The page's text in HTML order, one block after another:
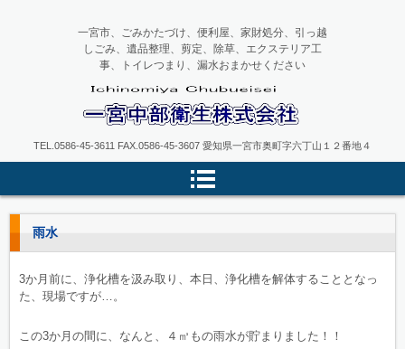
一宮中部衛生
一宮市、ごみかたづけ、便利屋、家財処分、引っ越
しごみ、遺品整理、剪定、除草、エクステリア工
事、トイレつまり、漏水おまかせください
TEL.0586-45-3611 FAX.0586-45-3607 愛知県一宮市奥町字六丁山１２番地４
雨水
3か月前に、浄化槽を汲み取り、本日、浄化槽を解体することとなっ
た、現場ですが…。
この3か月の間に、なんと、４㎥もの雨水が貯まりました！！